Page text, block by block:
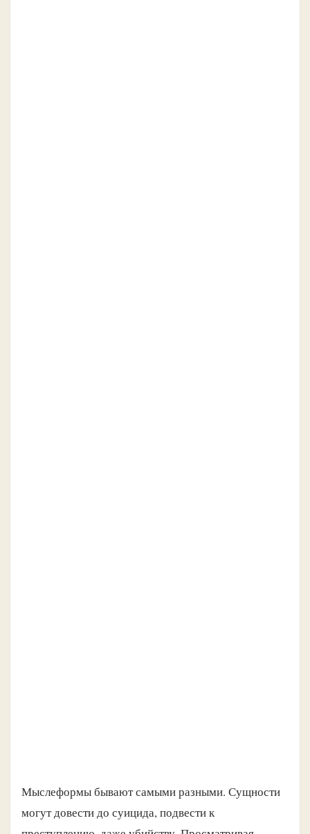
Мыслеформы бывают самыми разными. Сущности
могут довести до суицида, подвести к